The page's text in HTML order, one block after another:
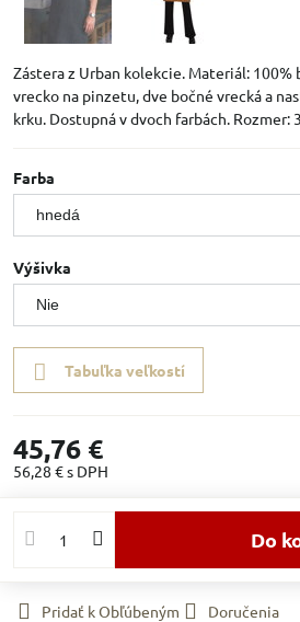
Zástera z Urban kolekcie. Materiál: 100%
vrecko na pinzetu, dve bočné vrecká a
krku. Dostupná v dvoch farbách. Rozmer:
Farba
Výšivka
Tabuľka veľkostí
45,76 €
56,28 €s DPH
Do
Pridať k Obľúbeným Doručenia